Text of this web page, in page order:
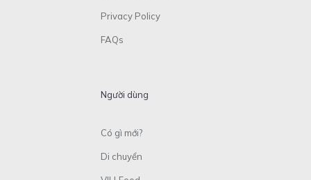
Privacy Policy
FAQs
Người dùng
Có gì mới?
Di chuyển